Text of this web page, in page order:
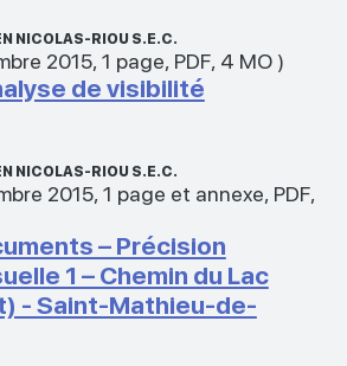
NICOLAS-RIOU S.E.C.
2015, 1 page, PDF, 4 MO)
de visibilité
NICOLAS-RIOU S.E.C.
2015, 1 page et annexe, PDF,
– Précision
1 – Chemin du Lac
- Saint-Mathieu-de-